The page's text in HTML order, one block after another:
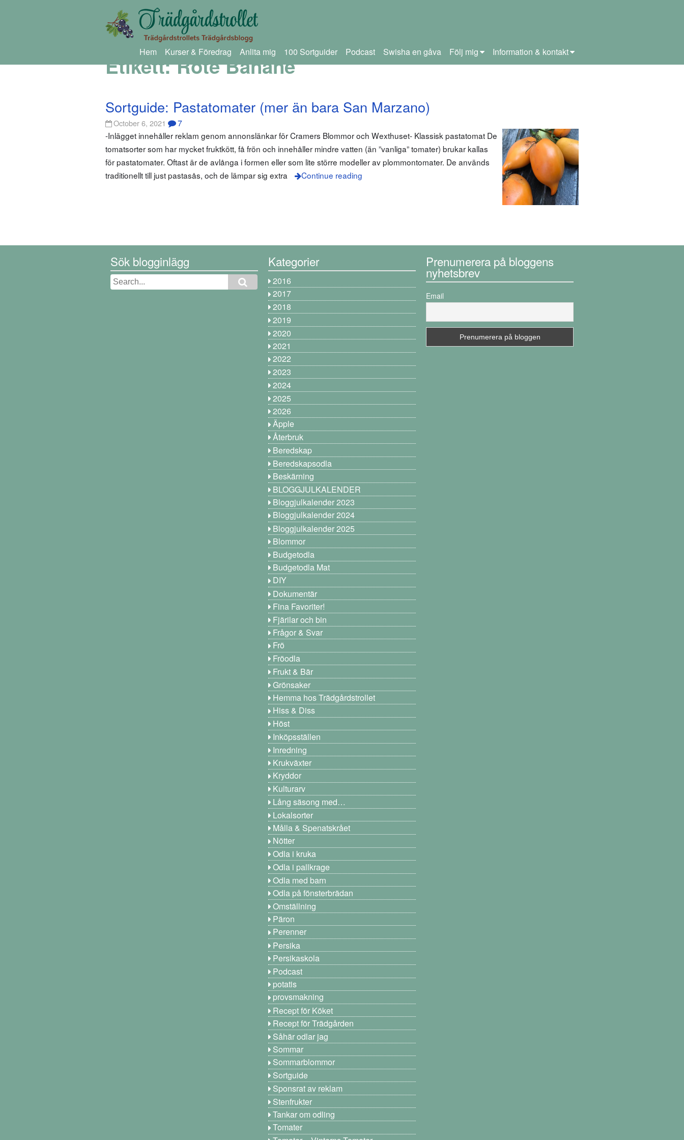
Hem Kurser & Föredrag Anlita mig 100 Sortguider Podcast Swisha en gåva Följ mig Information & kontakt
Etikett:Rote Banane
Sortguide: Pastatomater (mer än bara San Marzano)
October 6, 2021 7
-Inlägget innehåller reklam genom annonslänkar för Cramers Blommor och Wexthuset- Klassisk pastatomat De
tomatsorter som har mycket fruktkött, få frön och innehåller mindre vatten (än ”vanliga” tomater) brukar kallas
för pastatomater. Oftast är de avlånga i formen eller som lite större modeller av plommontomater. De används
traditionellt till just pastasås, och de lämpar sig extra
Continue reading
Sök blogginlägg Kategorier
2016
2017
2018
2019
2020
2021
2022
2023
2024
2025
2026
Äpple
Återbruk
Beredskap
Beredskapsodla
Beskärning
BLOGGJULKALENDER
Bloggjulkalender 2023
Bloggjulkalender 2024
Bloggjulkalender 2025
Blommor
Budgetodla
Budgetodla Mat
DIY
Dokumentär
Fina Favoriter!
Fjärilar och bin
Frågor & Svar
Frö
Fröodla
Frukt & Bär
Grönsaker
Hemma hos Trädgårdstrollet
Hiss & Diss
Höst
Inköpsställen
Inredning
Krukväxter
Kryddor
Kulturarv
Lång säsong med…
Lokalsorter
Målla & Spenatskrået
Nötter
Odla i kruka
Odla i pallkrage
Odla med barn
Odla på fönsterbrädan
Omställning
Päron
Perenner
Persika
Persikaskola
Podcast
potatis
provsmakning
Recept för Köket
Recept för Trädgården
Såhär odlar jag
Sommar
Sommarblommor
Sortguide
Sponsrat av reklam
Stenfrukter
Tankar om odling
Tomater
Prenumerera på bloggens
nyhetsbrev
Email